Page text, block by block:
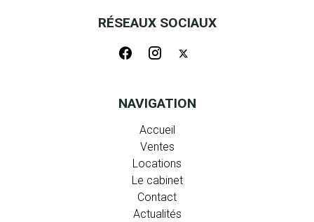
RÉSEAUX SOCIAUX
NAVIGATION
Accueil
Ventes
Locations
Le cabinet
Contact
Actualités